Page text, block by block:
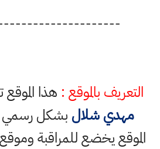
التعريف بالموقع : هذا الموقع
مهدي شلال بشكل رسمي
الموقع يخضع للمراقبة